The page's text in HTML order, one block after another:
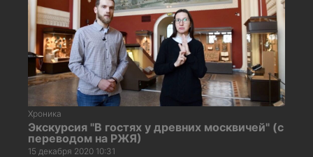
Хроника
Экскурсия "В гостях у древних москвичей" (с
переводом на РЖЯ)
15 декабря 2020 10:31